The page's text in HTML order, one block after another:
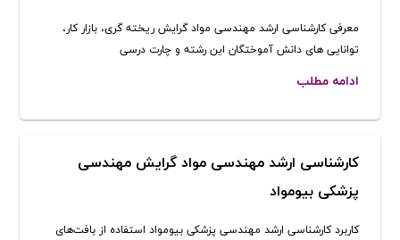
معرفی کارشناسی ارشد مهندسی مواد گرایش ریخته گری، بازار کار،
توانایی های دانش آموختگان این رشته و چارت درسی
ادامه مطلب
کارشناسی ارشد مهندسی مواد گرایش مهندسی
پزشکی بیومواد
کاربرد کارشناسی ارشد مهندسی پزشکی بیومواد استفاده از بافت‌های